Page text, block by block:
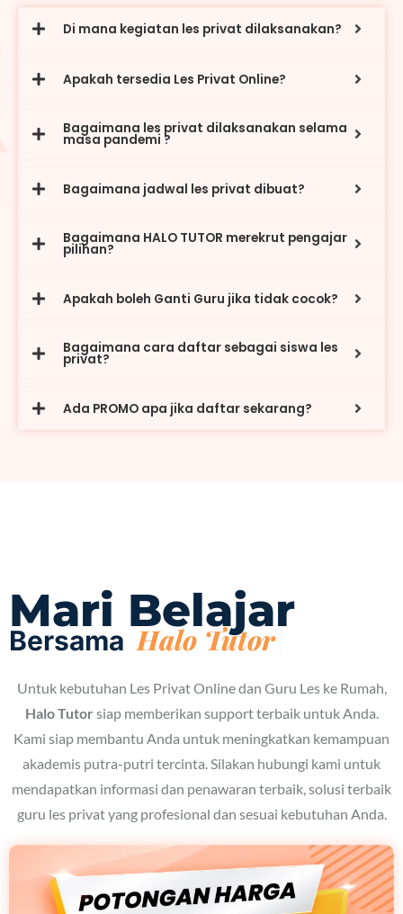
Di mana kegiatan les privat dilaksanakan?
Apakah tersedia Les Privat Online?
Bagaimana les privat dilaksanakan selama
masa pandemi ?
Bagaimana jadwal les privat dibuat?
Bagaimana HALO TUTOR merekrut pengajar
pilihan?
Apakah boleh Ganti Guru jika tidak cocok?
Bagaimana cara daftar sebagai siswa les
privat?
Ada PROMO apa jika daftar sekarang?
Mari Belajar
Bersama
Untuk kebutuhan Les Privat Online dan Guru Les ke Rumah,
Halo Tutor siap memberikan support terbaik untuk Anda.
Kami siap membantu Anda untuk meningkatkan kemampuan
akademis putra-putri tercinta. Silakan hubungi kami untuk
mendapatkan informasi dan penawaran terbaik, solusi terbaik
guru les privat yang profesional dan sesuai kebutuhan Anda.